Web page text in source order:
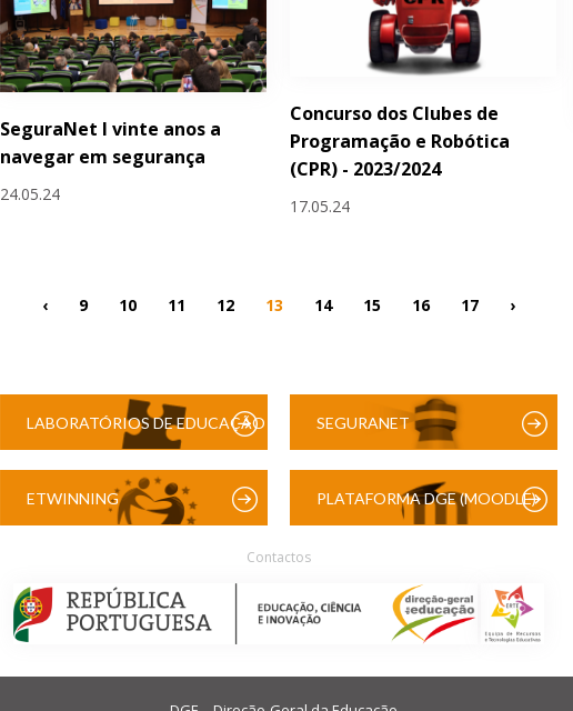
SeguraNet I vinte anos a
navegar em segurança
24.05.24
Concurso dos Clubes de
Programação e Robótica
(CPR) - 2023/2024
17.05.24
‹ 9 10 11 12 13 14 15 16 17 ›
LABORATÓRIOS DE EDUCAÇÃO SEGURANET
ETWINNING PLATAFORMA DGE (MOODLE)
Contactos